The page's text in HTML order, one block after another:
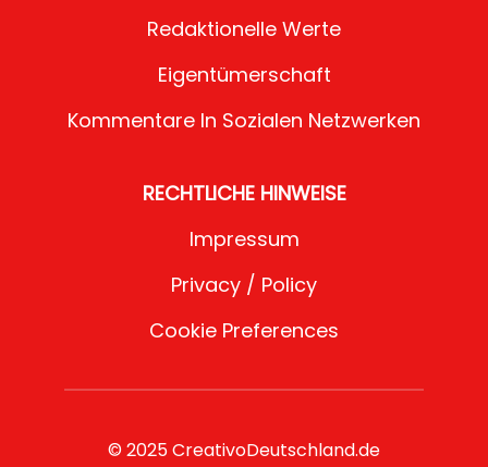
Redaktionelle Werte
Eigentümerschaft
Kommentare In Sozialen Netzwerken
RECHTLICHE HINWEISE
Impressum
Privacy / Policy
Cookie Preferences
© 2025 CreativoDeutschland.de